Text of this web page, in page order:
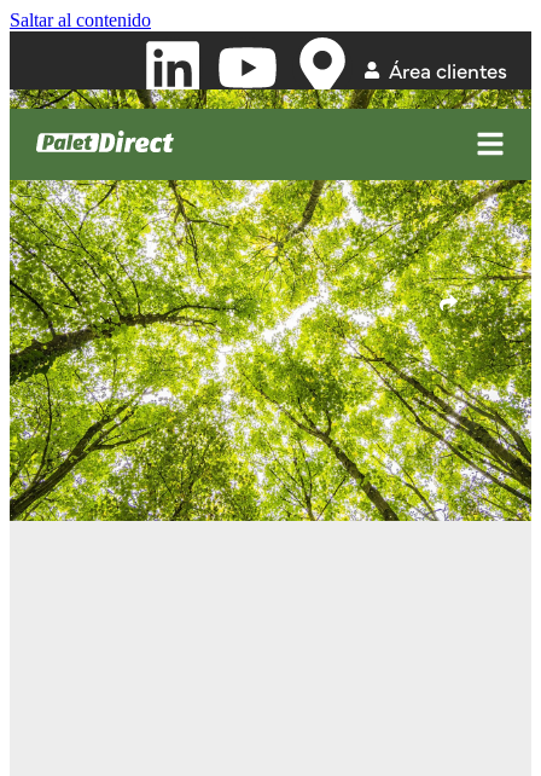
Saltar al contenido
Área clientes